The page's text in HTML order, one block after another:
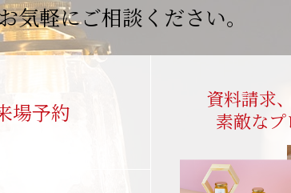
気軽にご相談ください。
場予約
資料請求
素敵なプ